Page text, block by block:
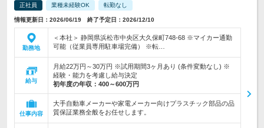
正社員 業種未経験OK 転勤なし
情報更新日：2026/06/19 終了予定日：2026/12/10
勤務地
＜本社＞ 静岡県浜松市中央区大久保町748-68 ※マイカー通勤
可能（従業員専用駐車場完備） ※転…
給与
月給22万円～30万円 ※試用期間3ヶ月あり (条件変動なし) ※
経験・能力を考慮し給与決定
初年度の年収： 400～600万円
仕事内容
大手自動車メーカーや家電メーカー向けプラスチック部品の品
質保証業務全般をお任せします。